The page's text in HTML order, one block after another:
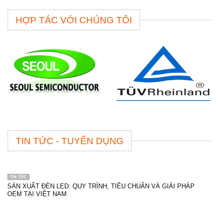
HỢP TÁC VỚI CHÚNG TÔI
TIN TỨC - TUYỂN DỤNG
TIN TỨC
SẢN XUẤT ĐÈN LED: QUY TRÌNH, TIÊU CHUẨN VÀ GIẢI PHÁP
OEM TẠI VIỆT NAM